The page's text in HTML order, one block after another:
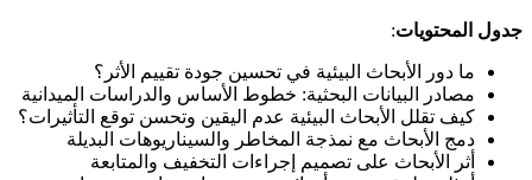
جدول المحتويات:
ما دور الأبحاث البيئية في تحسين جودة تقييم الأثر؟
مصادر البيانات البحثية: خطوط الأساس والدراسات الميدانية
كيف تقلل الأبحاث البيئية عدم اليقين وتحسن توقع التأثيرات؟
دمج الأبحاث مع نمذجة المخاطر والسيناريوهات البديلة
أثر الأبحاث على تصميم إجراءات التخفيف والمتابعة